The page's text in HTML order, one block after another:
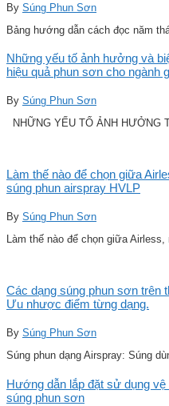
By Súng Phun Sơn
Bảng hướng dẫn cách đọc năm
Những yếu tố ảnh hưởng và
hiệu quả phun sơn cho ngành
By Súng Phun Sơn
NHỮNG YẾU TỐ ẢNH HƯỞNG
Làm thế nào để chọn giữa
súng phun airspray HVLP
By Súng Phun Sơn
Làm thế nào để chọn giữa Airless,
Các dạng súng phun sơn trên
Ưu nhược điểm từng dạng.
By Súng Phun Sơn
Súng phun dạng Airspray: Súng
Hướng dẫn lắp đặt sử dụng
súng phun sơn